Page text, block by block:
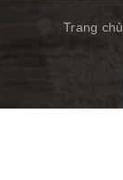
Trang chủ